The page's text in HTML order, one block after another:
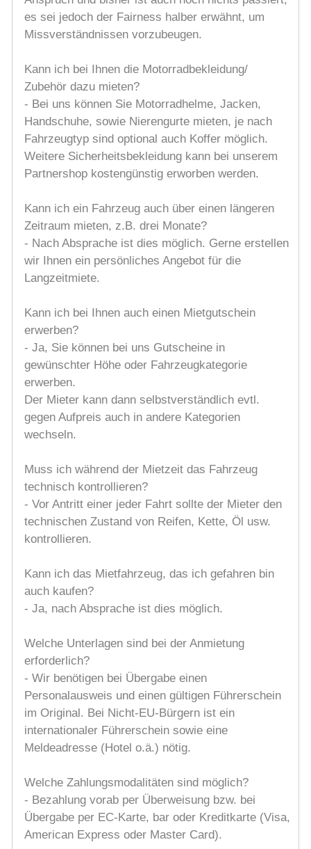
es sei jedoch der Fairness halber erwähnt, um
Missverständnissen vorzubeugen.
Kann ich bei Ihnen die Motorradbekleidung/
Zubehör dazu mieten?
- Bei uns können Sie Motorradhelme, Jacken,
Handschuhe, sowie Nierengurte mieten, je nach
Fahrzeugtyp sind optional auch Koffer möglich.
Weitere Sicherheitsbekleidung kann bei unserem
Partnershop kostengünstig erworben werden.
Kann ich ein Fahrzeug auch über einen längeren
Zeitraum mieten, z.B. drei Monate?
- Nach Absprache ist dies möglich. Gerne erstellen
wir Ihnen ein persönliches Angebot für die
Langzeitmiete.
Kann ich bei Ihnen auch einen Mietgutschein
erwerben?
- Ja, Sie können bei uns Gutscheine in
gewünschter Höhe oder Fahrzeugkategorie
erwerben.
Der Mieter kann dann selbstverständlich evtl.
gegen Aufpreis auch in andere Kategorien
wechseln.
Muss ich während der Mietzeit das Fahrzeug
technisch kontrollieren?
- Vor Antritt einer jeder Fahrt sollte der Mieter den
technischen Zustand von Reifen, Kette, Öl usw.
kontrollieren.
Kann ich das Mietfahrzeug, das ich gefahren bin
auch kaufen?
- Ja, nach Absprache ist dies möglich.
Welche Unterlagen sind bei der Anmietung
erforderlich?
- Wir benötigen bei Übergabe einen
Personalausweis und einen gültigen Führerschein
im Original. Bei Nicht-EU-Bürgern ist ein
internationaler Führerschein sowie eine
Meldeadresse (Hotel o.ä.) nötig.
Welche Zahlungsmodalitäten sind möglich?
- Bezahlung vorab per Überweisung bzw. bei
Übergabe per EC-Karte, bar oder Kreditkarte (Visa,
American Express oder Master Card).